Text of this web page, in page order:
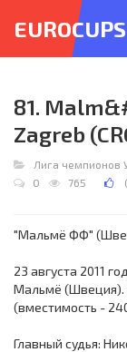
EUROCUPS
81.
Zagreb
Лига чемпионов
0
765 (
"Мальмё ФФ"
23 августа 2011
Мальмё (Швеция).
(вместимость -
Главный судья: